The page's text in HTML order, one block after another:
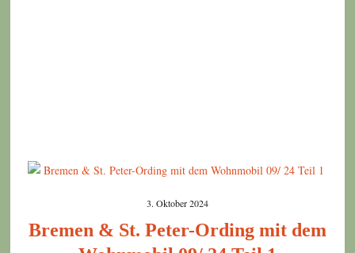
3. Oktober 2024
Bremen & St. Peter-Ording mit dem